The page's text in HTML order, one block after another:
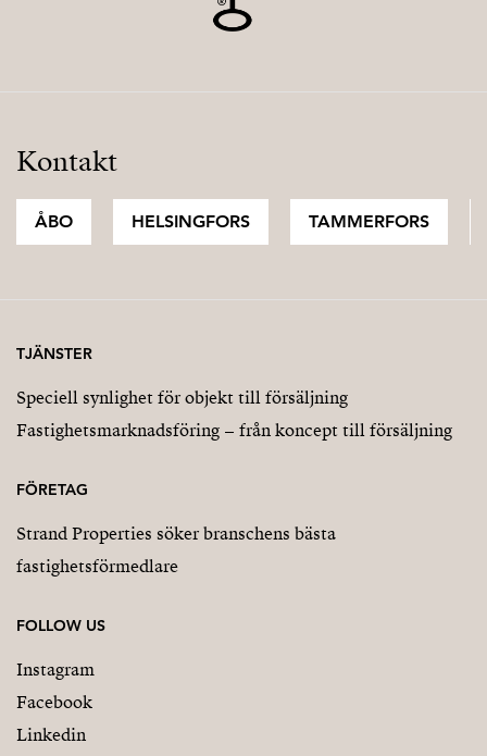
Kontakt
ÅBO HELSINGFORS TAMMERFORS
TJÄNSTER
Speciell synlighet för objekt till försäljning
Fastighetsmarknadsföring – från koncept till försäljning
FÖRETAG
Strand Properties söker branschens bästa
fastighetsförmedlare
FOLLOW US
Instagram
Facebook
Linkedin